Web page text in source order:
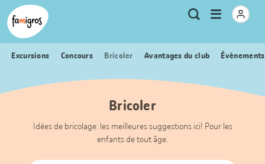
Signets
de
navigation
Header
Logo Métanavigation
RechercheOuvrir
Excursions Concours Bricoler Avantages du club
Bricoler
Idées de bricolage: les meilleures suggestions ici! Pour les
enfants de tout âge.